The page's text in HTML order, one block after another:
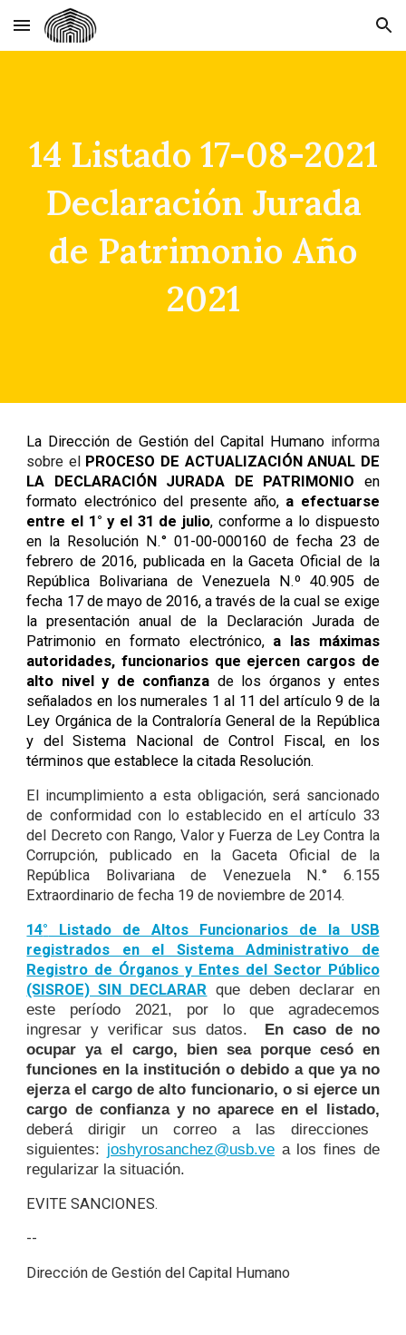
Skip to main content Skip to navigation
14 Listado 17-08-2021
Declaración Jurada
de Patrimonio Año
2021
La Dirección de Gestión del Capital Humanoinforma
sobre el PROCESO DE ACTUALIZACIÓN ANUAL DE
LA DECLARACIÓN JURADA DE PATRIMONIO en
formato electrónico del presente año, a efectuarse
entre el 1° y el 31 de julio, conforme a lo dispuesto
en la Resolución N.° 01-00-000160 de fecha 23 de
febrero de 2016, publicada en la Gaceta Oficial de la
República Bolivariana de Venezuela N.º 40.905 de
fecha 17 de mayo de 2016, a través de la cual se exige
la presentación anual de la Declaración Jurada de
Patrimonio en formato electrónico, a las máximas
autoridades, funcionarios que ejercen cargos de
alto nivel y de confianza de los órganos y entes
señalados en los numerales 1 al 11 del artículo 9 de la
Ley Orgánica de la Contraloría General de la República
y del Sistema Nacional de Control Fiscal, en los
términos que establece la citada Resolución.
El incumplimiento a esta obligación, será sancionado
de conformidad con lo establecido en el artículo 33
del Decreto con Rango, Valor y Fuerza de Ley Contra la
Corrupción, publicado en la Gaceta Oficial de la
República Bolivariana de Venezuela N.° 6.155
Extraordinario de fecha 19 de noviembre de 2014.
14° Listado de Altos Funcionarios de la USB
registrados en el Sistema Administrativo de
Registro de Órganos y Entes del Sector Público
(SISROE) SIN DECLARAR que deben declarar en
este período 2021, por lo que agradecemos
ingresar y verificar sus datos. En caso de no
ocupar ya el cargo, bien sea porque cesó en
funciones en la institución o debido a que ya no
ejerza el cargo de alto funcionario, o si ejerce un
cargo de confianza y no aparece en el listado,
deberá dirigir un correo a las direcciones
siguientes: joshyrosanchez@usb.ve a los fines de
regularizar la situación.
EVITE SANCIONES.
--
Dirección de Gestión del Capital Humano